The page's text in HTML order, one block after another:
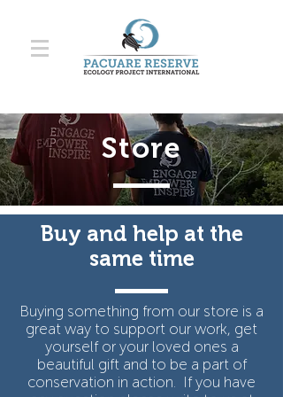
Store
Buy and help at the
same time
Buying something from our store is a
great way to support our work, get
yourself or your loved ones a
beautiful gift and to be a part of
conservation in action. If you have